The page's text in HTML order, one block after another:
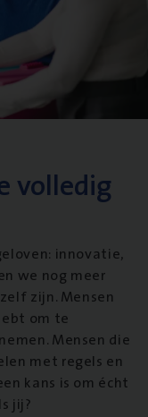
volledig
innovatie,
we nog meer
zijn. Mensen
om te
Mensen die
met regels en
kans is om écht
jij?